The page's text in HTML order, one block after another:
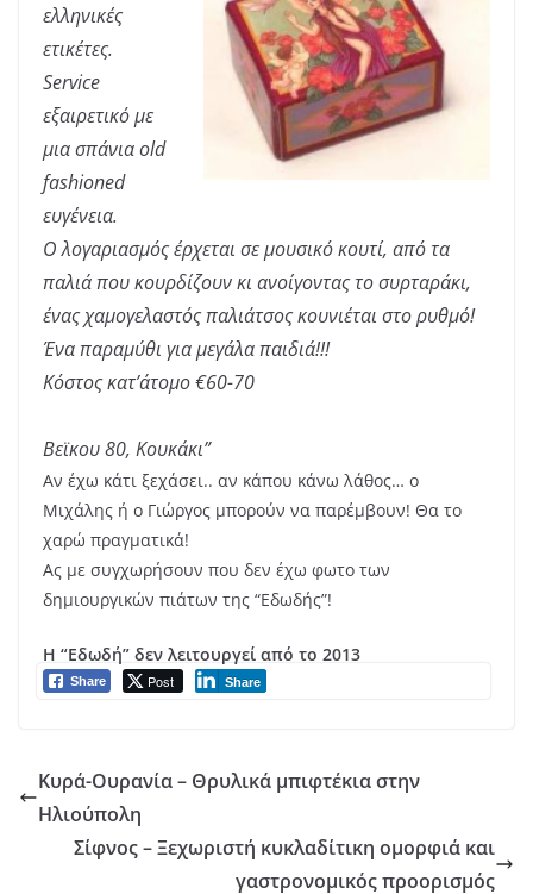
ελληνικές
ετικέτες.
Service
εξαιρετικό με
μια σπάνια old
fashioned
ευγένεια.
Ο λογαριασμός έρχεται σε μουσικό κουτί, από τα
παλιά που κουρδίζουν κι ανοίγοντας το συρταράκι,
ένας χαμογελαστός παλιάτσος κουνιέται στο ρυθμό!
Ένα παραμύθι για μεγάλα παιδιά!!!
Κόστος κατ’άτομο €60-70
Βεϊκου 80, Κουκάκι”
Αν έχω κάτι ξεχάσει.. αν κάπου κάνω λάθος… ο
Μιχάλης ή ο Γιώργος μπορούν να παρέμβουν! Θα το
χαρώ πραγματικά!
Ας με συγχωρήσουν που δεν έχω φωτο των
δημιουργικών πιάτων της “Εδωδής”!
Η “Εδωδή” δεν λειτουργεί από το 2013
Share Post Share
Κυρά-Ουρανία – Θρυλικά μπιφτέκια στην
Ηλιούπολη
Σίφνος – Ξεχωριστή κυκλαδίτικη ομορφιά και
γαστρονομικός προορισμός